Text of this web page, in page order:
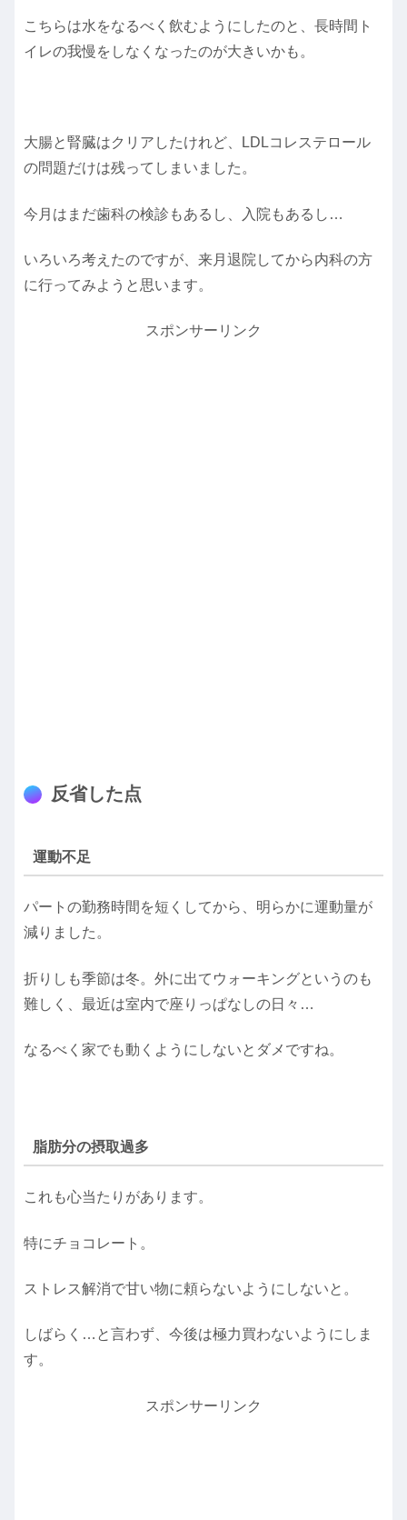
こちらは水をなるべく飲むようにしたのと、長時間ト
イレの我慢をしなくなったのが大きいかも。
大腸と腎臓はクリアしたけれど、LDLコレステロール
の問題だけは残ってしまいました。
今月はまだ歯科の検診もあるし、入院もあるし…
いろいろ考えたのですが、来月退院してから内科の方
に行ってみようと思います。
スポンサーリンク
反省した点
運動不足
パートの勤務時間を短くしてから、明らかに運動量が
減りました。
折りしも季節は冬。外に出てウォーキングというのも
難しく、最近は室内で座りっぱなしの日々…
なるべく家でも動くようにしないとダメですね。
脂肪分の摂取過多
これも心当たりがあります。
特にチョコレート。
ストレス解消で甘い物に頼らないようにしないと。
しばらく…と言わず、今後は極力買わないようにしま
す。
スポンサーリンク